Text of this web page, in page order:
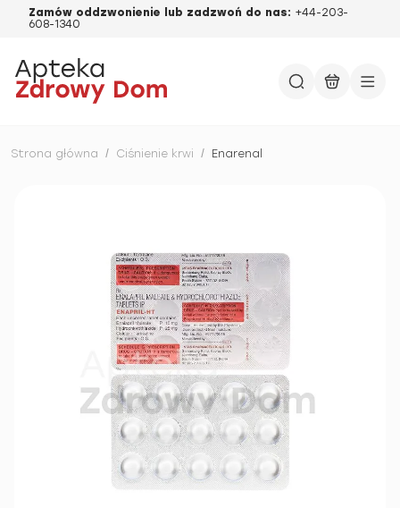
Zamów oddzwonienie lub zadzwoń do nas: +44-203-
608-1340
Strona główna / Ciśnienie krwi / Enarenal